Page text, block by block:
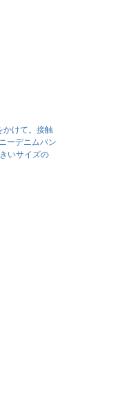
かけて。接触
ーデニムパン
いサイズの